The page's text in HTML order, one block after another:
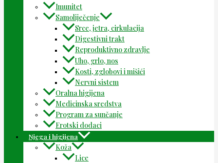
Imunitet
Samoliječenje
Srce, jetra, cirkulacija
Digestivni trakt
Reproduktivno zdravlje
Uho, grlo, nos
Kosti, zglobovi i mišići
Nervni sistem
Oralna higijena
Medicinska sredstva
Program za sunčanje
Erotski dodaci
Njega i higijena
Koža
Lice